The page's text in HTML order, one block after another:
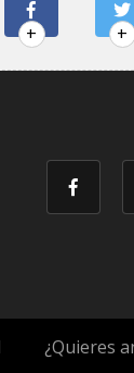
+ +
¿Quieres